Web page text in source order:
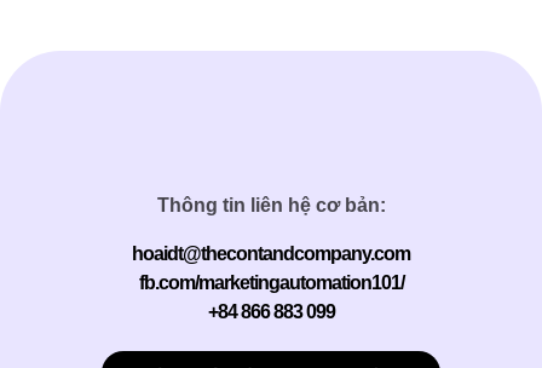
Thông tin liên hệ cơ bản:
hoaidt@thecontandcompany.com
fb.com/marketingautomation101/
+84 866 883 099